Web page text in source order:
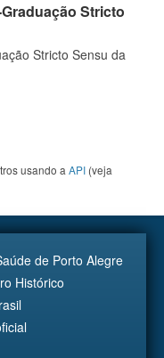
Stricto
Stricto Sensu da
usando a API (veja
de Porto Alegre
Histórico